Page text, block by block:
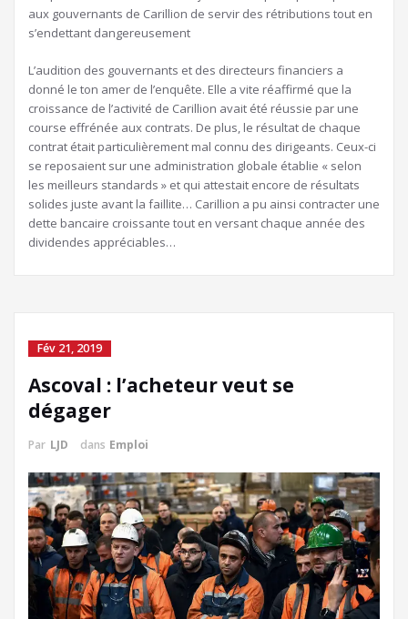
aux gouvernants de Carillion de servir des rétributions tout en
s’endettant dangereusement
L’audition des gouvernants et des directeurs financiers a
donné le ton amer de l’enquête. Elle a vite réaffirmé que la
croissance de l’activité de Carillion avait été réussie par une
course effrénée aux contrats. De plus, le résultat de chaque
contrat était particulièrement mal connu des dirigeants. Ceux-ci
se reposaient sur une administration globale établie « selon
les meilleurs standards » et qui attestait encore de résultats
solides juste avant la faillite… Carillion a pu ainsi contracter une
dette bancaire croissante tout en versant chaque année des
dividendes appréciables…
Fév 21, 2019
Ascoval : l’acheteur veut se
dégager
Par LJD dans Emploi